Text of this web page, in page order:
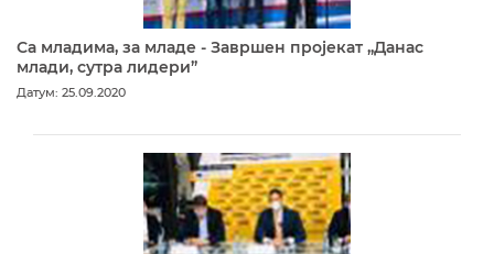
Са младима, за младе - Завршен пројекат „Данас
млади, сутра лидери”
Датум: 25.09.2020